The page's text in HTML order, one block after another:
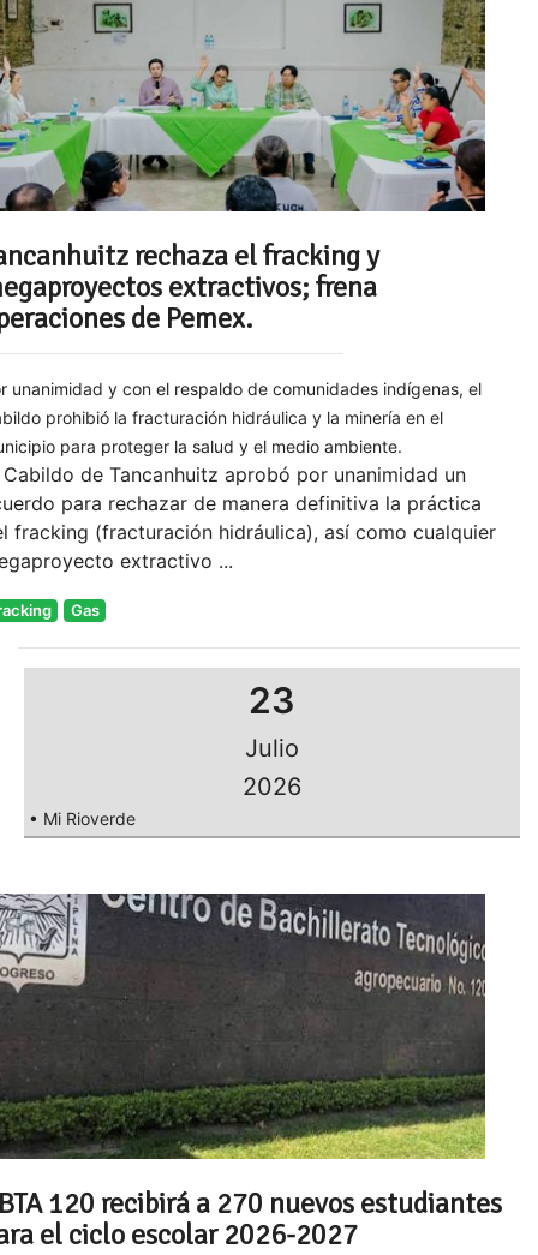
rechaza el fracking y
extractivos; frena
de Pemex.
unanimidad y con el respaldo de comunidades indígenas, el
prohibió la fracturación hidráulica y la minería en el
para proteger la salud y el medio ambiente.
Cabildo de Tancanhuitz aprobó por unanimidad un
para rechazar de manera definitiva la práctica
fracking (fracturación hidráulica), así como cualquier
extractivo ...
Gas
23
Julio
2026
• Mi Rioverde
120 recibirá a 270 nuevos estudiantes
el ciclo escolar 2026-2027